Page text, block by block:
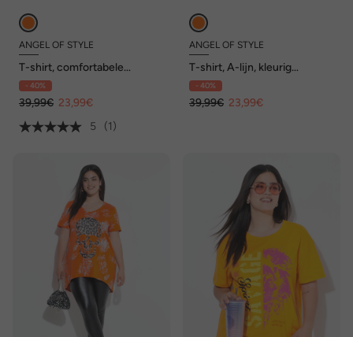
ANGEL OF STYLE
T-shirt, comfortabele
pasvorm, strepen, peace-
teken
- 40%
39,99€ 23,99€
5
(1)
ANGEL OF STYLE
T-shirt, A-lijn, kleurig
leomotief
- 40%
39,99€ 23,99€